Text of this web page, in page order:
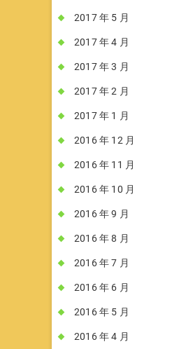
2017 年 5 月
2017 年 4 月
2017 年 3 月
2017 年 2 月
2017 年 1 月
2016 年 12 月
2016 年 11 月
2016 年 10 月
2016 年 9 月
2016 年 8 月
2016 年 7 月
2016 年 6 月
2016 年 5 月
2016 年 4 月